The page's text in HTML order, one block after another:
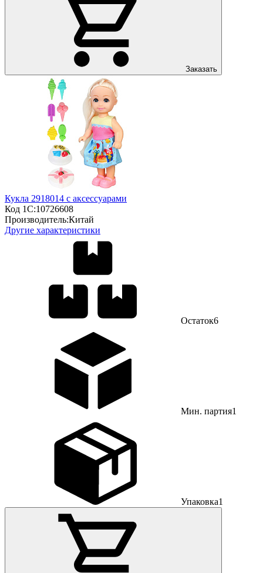
Заказать
Кукла 2918014 с аксессуарами
Код 1С:10726608
Производитель:Китай
Другие характеристики
Остаток6
Мин. партия1
Упаковка1